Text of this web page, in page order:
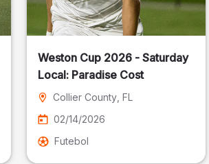
Weston Cup 2026 - Saturday
Local: Paradise Cost
Collier County , FL
02/14/2026
Futebol